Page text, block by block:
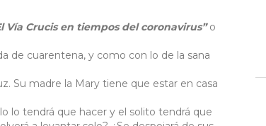
Vía Crucis en tiempos del coronavirus”o
de cuarentena, y como con lo de la sana
Su madre la Mary tiene que estar en casa
lo tendrá que hacer y el solito tendrá que